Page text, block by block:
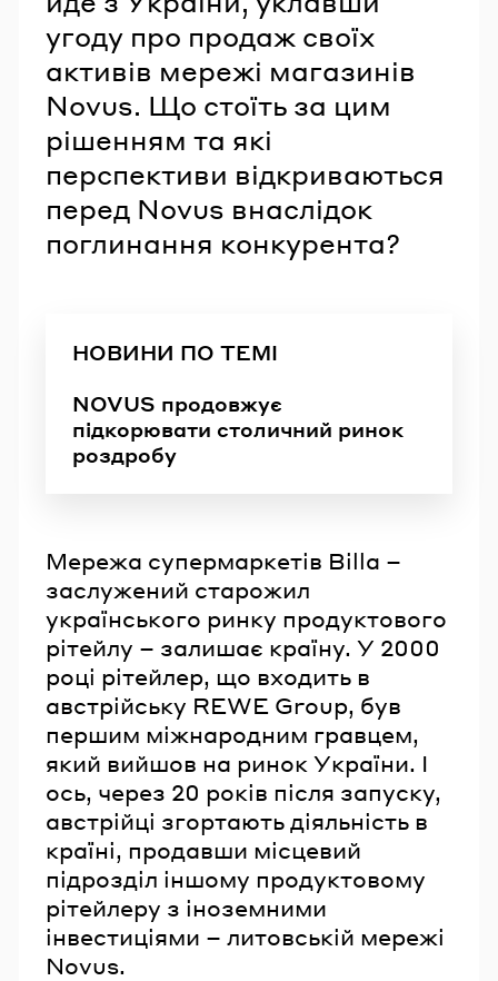
угоду про продаж своїх
активів мережі магазинів
Novus. Що стоїть за цим
рішенням та які
перспективи відкриваються
перед Novus внаслідок
поглинання конкурента?
НОВИНИ ПО ТЕМІ
NOVUS продовжує
підкорювати столичний ринок
роздробу
Мережа супермаркетів Billа –
заслужений старожил
українського ринку продуктового
рітейлу – залишає країну. У 2000
році рітейлер, що входить в
австрійську REWE Group, був
першим міжнародним гравцем,
який вийшов на ринок України. І
ось, через 20 років після запуску,
австрійці згортають діяльність в
країні, продавши місцевий
підрозділ іншому продуктовому
рітейлеру з іноземними
інвестиціями – литовській мережі
Novus.